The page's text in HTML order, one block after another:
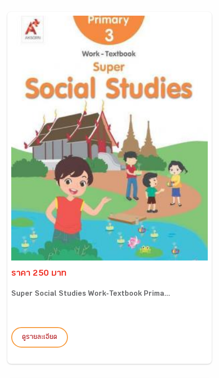
ราคา 250 บาท
Super Social Studies Work-Textbook Prima...
ดูรายละเอียด